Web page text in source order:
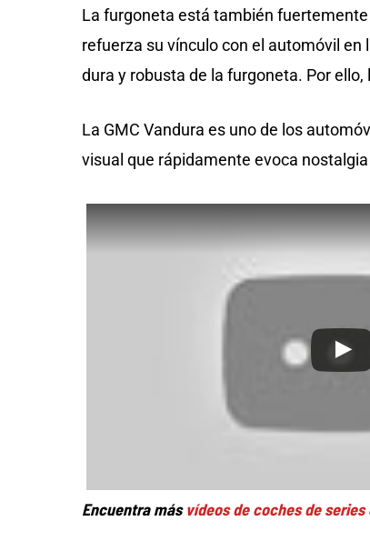
La furgoneta está también
refuerza su vínculo con el automóvil
dura y robusta de la furgoneta. Por
La GMC Vandura es uno de los
visual que rápidamente evoca
Encuentra másvídeos de coches de series